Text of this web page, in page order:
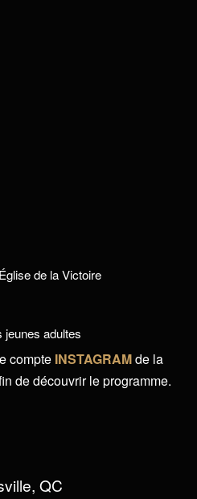
de la Victoire
jeunes adultes
compte INSTAGRAMde la
de découvrir le programme.
QC